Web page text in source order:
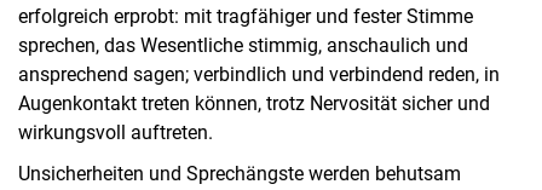
erfolgreich erprobt: mit tragfähiger und fester Stimme
sprechen, das Wesentliche stimmig, anschaulich und
ansprechend sagen; verbindlich und verbindend reden, in
Augenkontakt treten können, trotz Nervosität sicher und
wirkungsvoll auftreten.
Unsicherheiten und Sprechängste werden behutsam